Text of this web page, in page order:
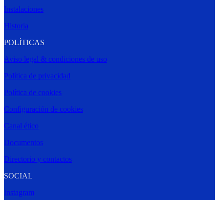
Instalaciones
Historia
POLÍTICAS
Aviso legal & condiciones de uso
Política de privacidad
Política de cookies
Configuración de cookies
Canal ético
Documentos
Directorio y contactos
SOCIAL
Instagram